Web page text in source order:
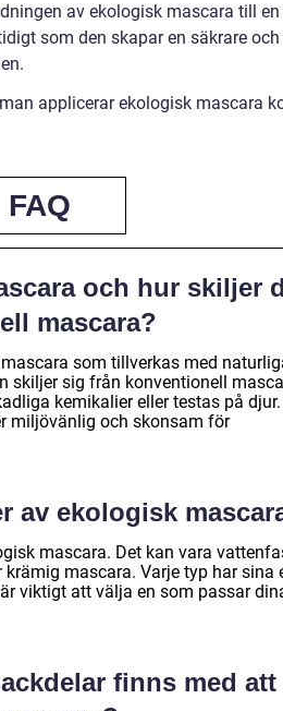
av ekologisk mascara till
som den skapar en säkrare och
applicerar ekologisk mascara
FAQ
och hur skiljer
mascara?
som tillverkas med
skiljer sig från konventionell
kemikalier eller testas på djur.
miljövänlig och skonsam för
av ekologisk
mascara. Det kan vara
mascara. Varje typ har sina
viktigt att välja en som passar
finns med att